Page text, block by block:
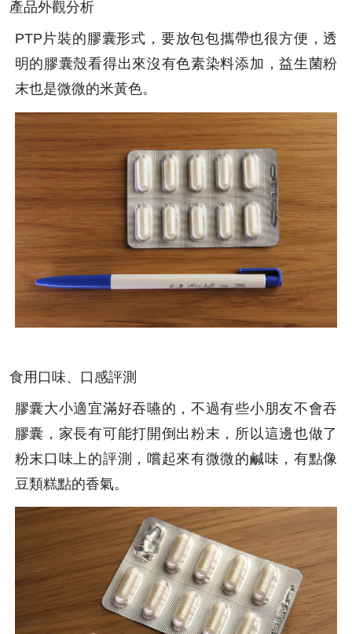
產品外觀分析
PTP片裝的膠囊形式，要放包包攜帶也很方便，透
明的膠囊殼看得出來沒有色素染料添加，益生菌粉
末也是微微的米黃色。
食用口味、口感評測
膠囊大小適宜滿好吞嚥的，不過有些小朋友不會吞
膠囊，家長有可能打開倒出粉末，所以這邊也做了
粉末口味上的評測，嚐起來有微微的鹹味，有點像
豆類糕點的香氣。